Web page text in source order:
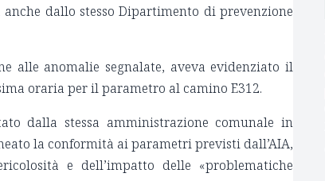
dallo stesso Dipartimento di prevenzione
alle anomalie segnalate, aveva evidenziato il
oraria per il parametro al camino E312.
dalla stessa amministrazione comunale in
la conformità ai parametri previsti dall’AIA,
e dell’impatto delle «problematiche